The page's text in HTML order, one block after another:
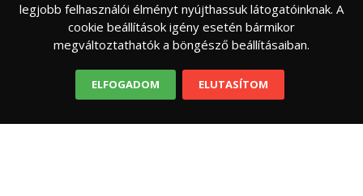
legjobb felhasználói élményt nyújthassuk látogatóinknak. A
cookie beállítások igény esetén bármikor
megváltoztathatók a böngésző beállításaiban.
ELFOGADOM ELUTASÍTOM